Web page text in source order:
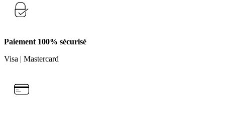
Paiement 100% sécurisé
Visa | Mastercard